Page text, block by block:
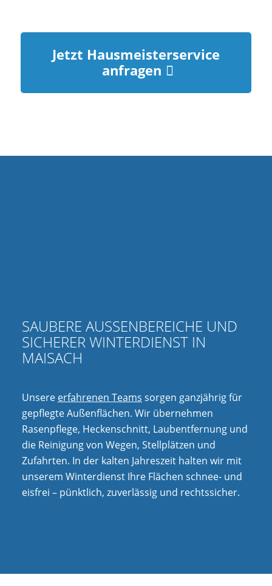
Jetzt Hausmeisterservice
anfragen
SAUBERE AUSSENBEREICHE UND S
ICHERER WINTERDIENST IN M
AISACH
Unsere erfahrenen Teams sorgen ganzjährig für
gepflegte Außenflächen. Wir übernehmen
Rasenpflege, Heckenschnitt, Laubentfernung und
die Reinigung von Wegen, Stellplätzen und
Zufahrten. In der kalten Jahreszeit halten wir mit
unserem Winterdienst Ihre Flächen schnee- und
eisfrei – pünktlich, zuverlässig und rechtssicher.